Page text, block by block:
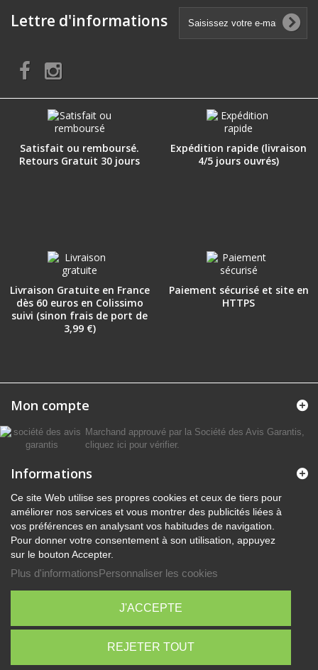
Lettre d'informations
Satisfait ou remboursé.
Retours Gratuit 30 jours
Expédition rapide (livraison
4/5 jours ouvrés)
Livraison Gratuite en France
dès 60 euros en Colissimo
suivi (sinon frais de port de
3,99 €)
Paiement sécurisé et site en
HTTPS
Mon compte
Marchand approuvé par la Société des Avis Garantis,
cliquez ici pour vérifier.
Informations
Ce site Web utilise ses propres cookies et ceux de tiers pour
améliorer nos services et vous montrer des publicités liées à
vos préférences en analysant vos habitudes de navigation.
Pour donner votre consentement à son utilisation, appuyez
sur le bouton Accepter.
Plus d'informationsPersonnaliser les cookies
REJETER TOUT
J'ACCEPTE